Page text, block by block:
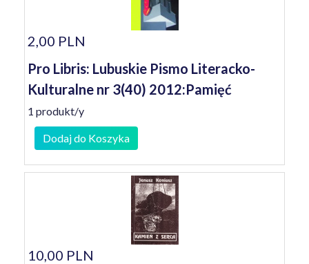
2,00 PLN
Pro Libris: Lubuskie Pismo Literacko-
Kulturalne nr 3(40) 2012:Pamięć
1 produkt/y
Dodaj do Koszyka
10,00 PLN